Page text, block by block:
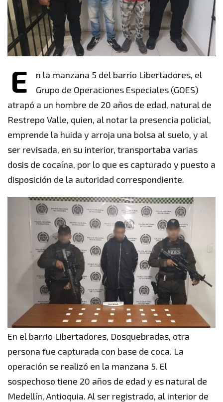
E
n la manzana 5 del barrio Libertadores, el
Grupo de Operaciones Especiales (GOES)
atrapó a un hombre de 20 años de edad, natural de
Restrepo Valle, quien, al notar la presencia policial,
emprende la huida y arroja una bolsa al suelo, y al
ser revisada, en su interior, transportaba varias
dosis de cocaína, por lo que es capturado y puesto a
disposición de la autoridad correspondiente.
En el barrio Libertadores, Dosquebradas, otra
persona fue capturada con base de coca. La
operación se realizó en la manzana 5. El
sospechoso tiene 20 años de edad y es natural de
Medellín, Antioquia. Al ser registrado, al interior de